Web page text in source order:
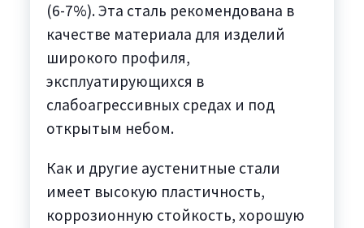
(6-7%). Эта сталь рекомендована в
качестве материала для изделий
широкого профиля,
эксплуатирующихся в
слабоагрессивных средах и под
открытым небом.
Как и другие аустенитные стали
имеет высокую пластичность,
коррозионную стойкость, хорошую